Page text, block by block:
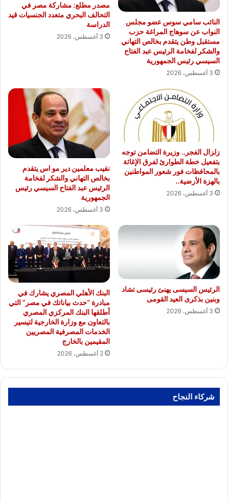
النائب سامي سوس عضو مجلس
النواب عن سوهاج المراغة حزب
مستقبل وطن يتقدم بخالص التهاني
والشكر لفخامة الرئيس عبد الفتاح
السيسي رئيس الجمهورية
3 أغسطس، 2026
مصدر مطلع: مشاركة مصر في
التحالف البحري متعدد الجنسيات قيد
الدراسة
3 أغسطس، 2026
زلزال الفجر.. وزيرة التضامن توجه
بتفعيل خطة الطوارئ لفرق الإغاثة
بالمحافظات فور شعور المواطنين
بالهزة الأرضية..
3 أغسطس، 2026
نقيب معلمين دير مو اس يتقدم
بخالص التهاني والشكر لفخامة
الرئيس عبد الفتاح السيسي رئيس
الجمهورية
3 أغسطس، 2026
الرئيس السيسى يهنئ رئيسى تشاد
وبنين بذكرى العيد القومى
3 أغسطس، 2026
البنك الأهلي المصري يشارك في
مبادرة “حدث بياناتك في مصر” التي
أطلقها البنك المركزي المصري
بالتعاون مع وزارة الخارجية لتيسير
الخدمات المصرفية المصريين
المقيمين بالخارج
2 أغسطس، 2026
شركاء النجاح